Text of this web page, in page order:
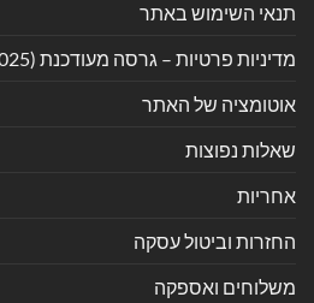
תנאי השימוש באתר
מדיניות פרטיות – גרסה מעודכנת (2025)
אוטומציה של האתר
שאלות נפוצות
אחריות
החזרות וביטול עסקה
משלוחים ואספקה